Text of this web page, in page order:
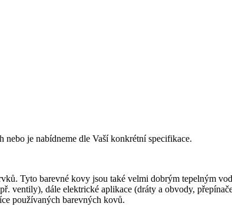
je nabídneme dle Vaší konkrétní specifikace.
Tyto barevné kovy jsou také velmi dobrým tepelným
ventily), dále elektrické aplikace (dráty a obvody,
používaných barevných kovů.